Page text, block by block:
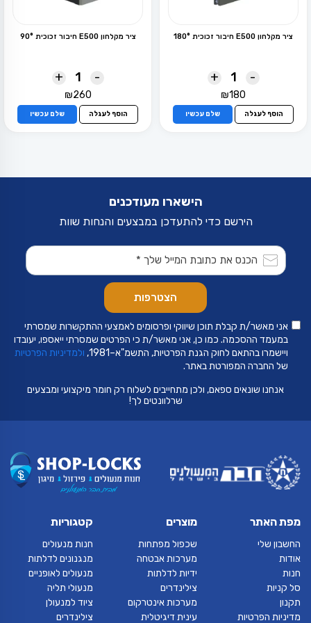
ציר מקלחון E500 חיבור זכוכית 180°
-
+
₪180
הוסף לעגלה שלם עכשיו
ציר מקלחון E500 חיבור זכוכית 90°
-
+
₪260
הוסף לעגלה שלם עכשיו
הישארו מעודכנים
הירשם כדי להתעדכן במבצעים והנחות שוות
אני מאשר/ת קבלת תוכן שיווקי ופרסומים לאמצעי ההתקשרות שמסרתי
במעמד ההסכמה. כמו כן, אני מאשר/ת כי הפרטים שמסרתי ייאספו, יעובדו
ויישמרו בהתאם לחוק הגנת הפרטיות, התשמ"א–1981,
ולמדיניות הפרטיות
של החברה המפורטת באתר.
אנחנו שונאים ספאם, ולכן מתחייבים לשלוח רק חומר מיקצועי ומבצעים
שרלוונטים לך!
מפת האתר
החשבון שלי
אודות
חנות
סל קניות
תקנון
מדיניות הפרטיות
מוצרים
שכפול מפתחות
מערכות אבטחה
ידיות לדלתות
צילינדרים
מערכות אינטרקום
עינית דיגיטלית
קטגוריות
חנות מנעולים
מנגנונים לדלתות
מנעולים לאופניים
מנעולי תליה
ציוד למנעולן
צילינדרים